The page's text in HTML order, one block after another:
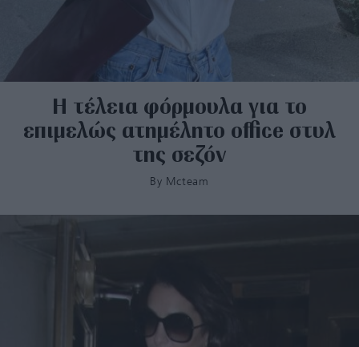
Η τέλεια φόρμουλα για το
επιμελώς ατημέλητο office στυλ
της σεζόν
By Mcteam